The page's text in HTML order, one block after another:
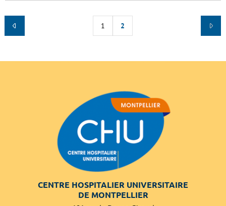
1 2
CENTRE HOSPITALIER UNIVERSITAIRE
DE MONTPELLIER